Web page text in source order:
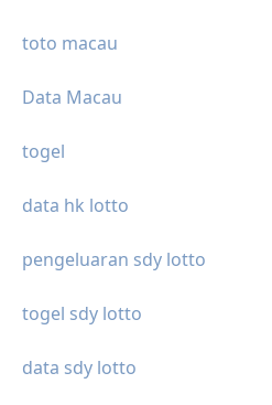
toto macau
Data Macau
togel
data hk lotto
pengeluaran sdy lotto
togel sdy lotto
data sdy lotto